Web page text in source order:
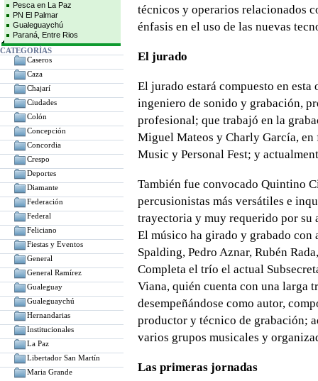
Pesca en La Paz
PN El Palmar
Gualeguaychú
Paraná, Entre Rios
CATEGORÍAS
Caseros
Caza
Chajarí
Ciudades
Colón
Concepción
Concordia
Crespo
Deportes
Diamante
Federación
Federal
Feliciano
Fiestas y Eventos
General
General Ramírez
Gualeguay
Gualeguaychú
Hernandarias
Institucionales
La Paz
Libertador San Martín
Maria Grande
técnicos y operarios relacionados
énfasis en el uso de las nuevas
El jurado
El jurado estará compuesto en
ingeniero de sonido y grabación,
profesional; que trabajó en la
Miguel Mateos y Charly García,
Music y Personal Fest; y
También fue convocado Quintino
percusionistas más versátiles e
trayectoria y muy requerido por
El músico ha girado y grabado con
Spalding, Pedro Aznar, Rubén
Completa el trío el actual
Viana, quién cuenta con una larga
desempeñándose como autor,
productor y técnico de grabación;
varios grupos musicales y
Las primeras jornadas